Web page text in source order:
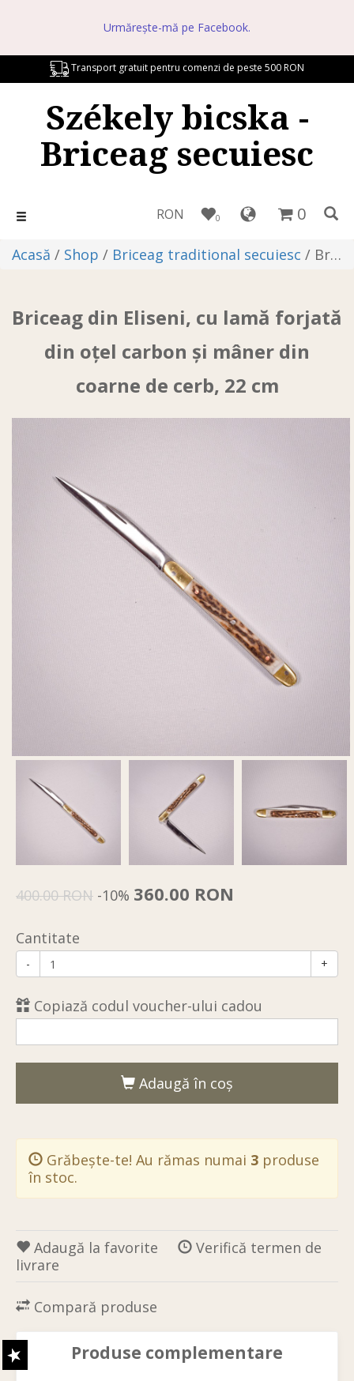
Urmărește-mă pe Facebook.
Transport gratuit pentru comenzi de peste 500 RON
Székely bicska -
Briceag secuiesc
Toggle
0
0
RON
Acasă / Shop / Briceag traditional secuiesc / Briceag din Eliseni, cu lamă forjată din oțel carbon și mâner din coarne de cerb, 22 cm
Briceag din Eliseni, cu lamă forjată
din oțel carbon și mâner din
coarne de cerb, 22 cm
400.00 RON -10% 360.00 RON
Cantitate
- +
Copiază codul voucher-ului cadou
Adaugă în coş
Grăbește-te! Au rămas numai 3 produse
în stoc.
Adaugă la favorite
Verifică termen de
livrare
Compară produse
Produse complementare